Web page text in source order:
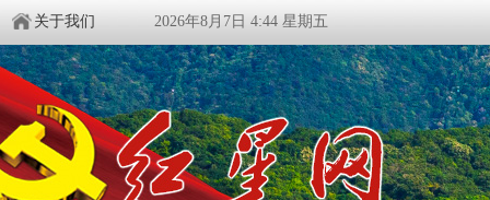
关于我们 2026年8月7日 4:44 星期五